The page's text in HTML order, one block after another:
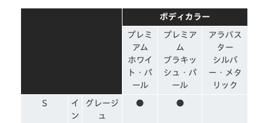
ボディカラー
プレミ
アム
ホワイ
ト・パ
ール
プレミア
ム
ブラキッ
シュ・パ
ール
アラバス
ター
シルバ
ー・メタ
リック
S
イ
ン
グレージ
ュ
● ●